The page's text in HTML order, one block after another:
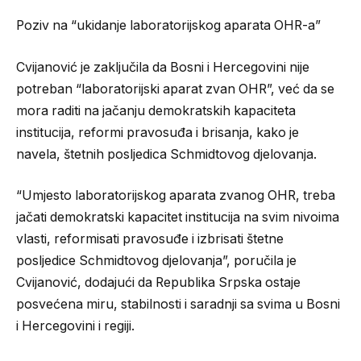
Poziv na “ukidanje laboratorijskog aparata OHR-a”
Cvijanović je zaključila da Bosni i Hercegovini nije
potreban “laboratorijski aparat zvan OHR”, već da se
mora raditi na jačanju demokratskih kapaciteta
institucija, reformi pravosuđa i brisanja, kako je
navela, štetnih posljedica Schmidtovog djelovanja.
“Umjesto laboratorijskog aparata zvanog OHR, treba
jačati demokratski kapacitet institucija na svim nivoima
vlasti, reformisati pravosuđe i izbrisati štetne
posljedice Schmidtovog djelovanja”, poručila je
Cvijanović, dodajući da Republika Srpska ostaje
posvećena miru, stabilnosti i saradnji sa svima u Bosni
i Hercegovini i regiji.